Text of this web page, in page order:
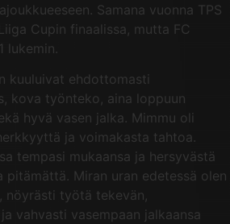
Samana vuonna TPS
Cupin finaalissa, mutta FC
lukemin.
kuuluivat ehdottomasti
kova työnteko, aina loppuun
hyvä vasen jalka. Mimmu oli
ja voimakasta tahtoa.
tempasi mukaansa ja hersyvästä
pitämättä. Miran uran edetessä olen
nöyrästi työtä tekevän,
vahvasti vasempaan jalkaansa